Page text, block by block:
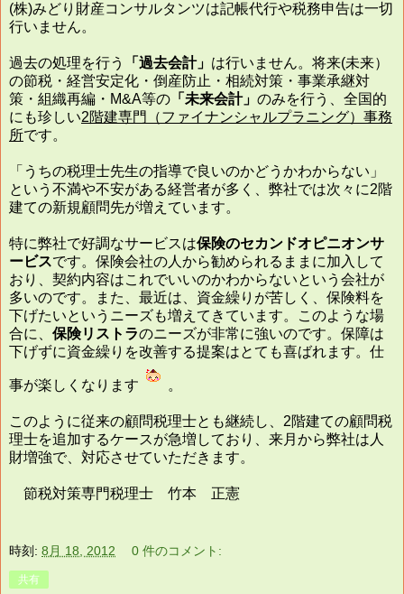
(株)みどり財産コンサルタンツは記帳代行や税務申告は一切
行いません。
過去の処理を行う 「過去会計」 は行いません。将来(未来）
の節税・経営安定化・倒産防止・相続対策・事業承継対
策・組織再編・M&A等の 「未来会計」 のみを行う、全国的
にも珍しい2階建専門（ファイナンシャルプラニング）事務
所です。
「うちの税理士先生の指導で良いのかどうかわからない」
という不満や不安がある経営者が多く、弊社では次々に2階
建ての新規顧問先が増えています。
特に弊社で好調なサービスは保険のセカンドオピニオンサ
ービスです。保険会社の人から勧められるままに加入して
おり、契約内容はこれでいいのかわからないという会社が
多いのです。また、最近は、資金繰りが苦しく、保険料を
下げたいというニーズも増えてきています。このような場
合に、 保険リストラのニーズが非常に強いのです。保障は
下げずに資金繰りを改善する提案はとても喜ばれます。仕
事が楽しくなります 。
このように従来の顧問税理士とも継続し、2階建ての顧問税
理士を追加するケースが急増しており、来月から弊社は人
財増強で、対応させていただきます。
節税対策専門税理士 竹本 正憲
時刻: 8月 18, 2012 0 件のコメント:
共有